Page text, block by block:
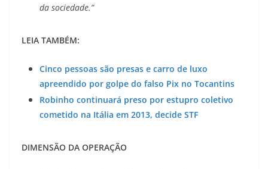
da sociedade.”
LEIA TAMBÉM:
Cinco pessoas são presas e carro de luxo
apreendido por golpe do falso Pix no Tocantins
Robinho continuará preso por estupro coletivo
cometido na Itália em 2013, decide STF
DIMENSÃO DA OPERAÇÃO